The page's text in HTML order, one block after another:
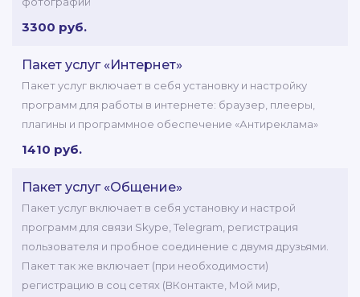
3300 руб.
Пакет услуг «Интернет»
Пакет услуг включает в себя установку и настройку
программ для работы в интернете: браузер, плееры,
плагины и программное обеспечение «Антиреклама»
1410 руб.
Пакет услуг «Общение»
Пакет услуг включает в себя установку и настрой
программ для связи Skype, Telegram, регистрация
пользователя и пробное соединение с двумя друзьями.
Пакет так же включает (при необходимости)
регистрацию в соц сетях (ВКонтакте, Мой мир,